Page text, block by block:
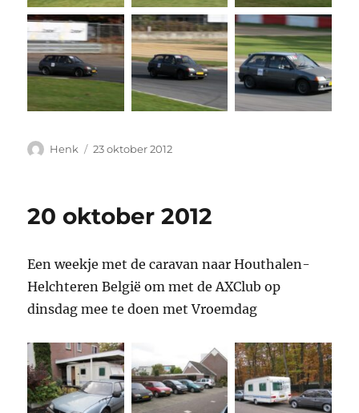
Auteur
Henk
Geplaatst
23 oktober 2012
20 oktober 2012
Een weekje met de caravan naar Houthalen-
Helchteren België om met de AXClub op
dinsdag mee te doen met Vroemdag